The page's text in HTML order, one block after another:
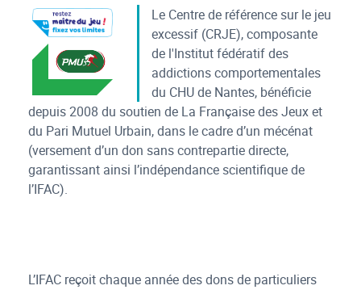
Logo Française des jeux
Logo du pari mutuel urbain
Le Centre de référence sur le jeu
excessif (CRJE), composante
de l'Institut fédératif des
addictions comportementales
du CHU de Nantes, bénéficie
depuis 2008 du soutien de La Française des Jeux et
du Pari Mutuel Urbain, dans le cadre d’un mécénat
(versement d’un don sans contrepartie directe,
garantissant ainsi l’indépendance scientifique de
l’IFAC).
L’IFAC reçoit chaque année des dons de particuliers